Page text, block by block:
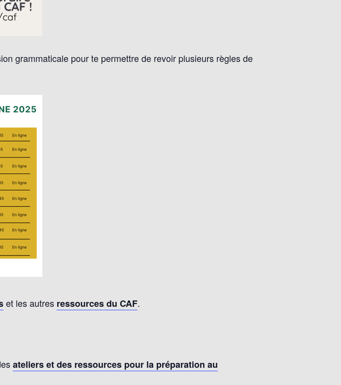
grammaticale pour te permettre de revoir plusieurs règles de
et les autres ressources du CAF.
ateliers et des ressources pour la préparation au